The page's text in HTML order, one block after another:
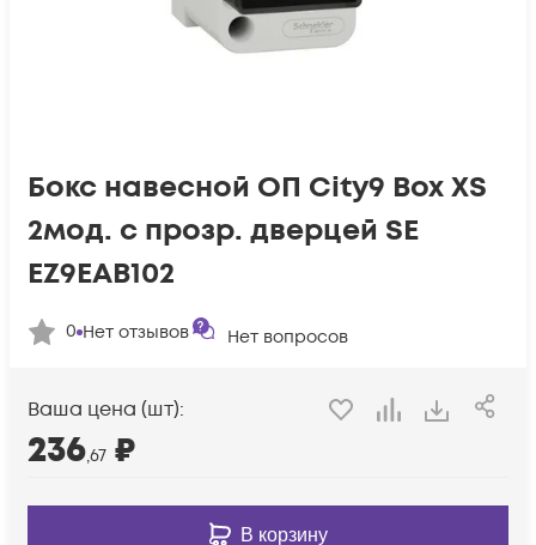
Бокс навесной ОП City9 Box XS
2мод. с прозр. дверцей SE
EZ9EAB102
0 Нет отзывов Нет вопросов
Ваша цена (шт):
236,67 ₽
В корзину